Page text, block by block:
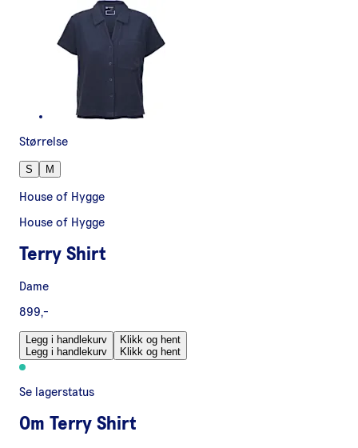
Størrelse
S M
House of Hygge
House of Hygge
Terry Shirt
Dame
899,-
Legg i handlekurv
Legg i handlekurv
Klikk og hent
Klikk og hent
Se lagerstatus
Om Terry Shirt